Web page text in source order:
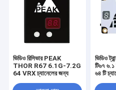
ভিডিও রিসিভার PEAK
THOR R67 6.1G-7.2G
64 VRX চ্যানেলের জন্য
ভিডিও
টি৬৭
৬৪ টি